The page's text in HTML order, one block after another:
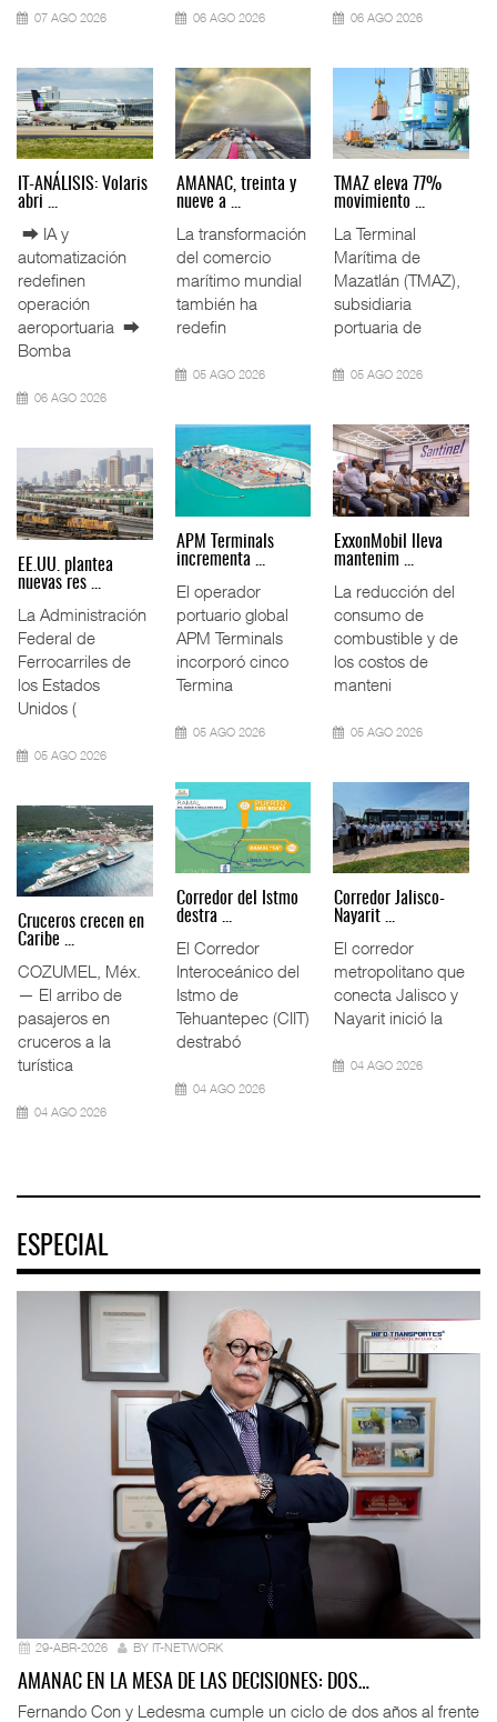
07 AGO 2026
IT-ANÁLISIS: Volaris
abri ...
⮕ IA y
automatización
redefinen
operación
aeroportuaria ⮕
Bomba
06 AGO 2026
EE.UU. plantea
nuevas res ...
La Administración
Federal de
Ferrocarriles de
los Estados
Unidos (
05 AGO 2026
Cruceros crecen en
Caribe ...
COZUMEL, Méx.
— El arribo de
pasajeros en
cruceros a la
turística
04 AGO 2026
06 AGO 2026
AMANAC, treinta y
nueve a ...
La transformación
del comercio
marítimo mundial
también ha
redefin
05 AGO 2026
APM Terminals
incrementa ...
El operador
portuario global
APM Terminals
incorporó cinco
Termina
05 AGO 2026
Corredor del Istmo
destra ...
El Corredor
Interoceánico del
Istmo de
Tehuantepec (CIIT)
destrabó
04 AGO 2026
06 AGO 2026
TMAZ eleva 77%
movimiento ...
La Terminal
Marítima de
Mazatlán (TMAZ),
subsidiaria
portuaria de
05 AGO 2026
ExxonMobil lleva
mantenim ...
La reducción del
consumo de
combustible y de
los costos de
manteni
05 AGO 2026
Corredor Jalisco-
Nayarit ...
El corredor
metropolitano que
conecta Jalisco y
Nayarit inició la
04 AGO 2026
ESPECIAL
29-ABR-2026 BY IT-NETWORK
AMANAC EN LA MESA DE LAS DECISIONES: DOS…
Fernando Con y Ledesma cumple un ciclo de dos años al frente